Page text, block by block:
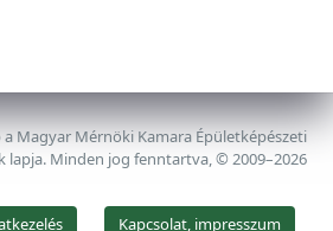
a Magyar Mérnöki Kamara Épületképészeti
lapja. Minden jog fenntartva, © 2009–2026
Kapcsolat, impresszum